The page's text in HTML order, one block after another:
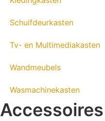
Schuifdeurkasten
Tv- en Multimediakasten
Wandmeubels
Wasmachinekasten